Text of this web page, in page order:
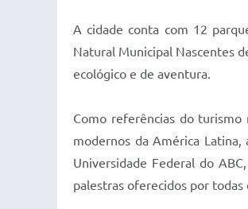
A cidade conta com 12
Natural Municipal Nascentes
ecológico e de aventura.
Como referências do turismo
modernos da América
Universidade Federal do
palestras oferecidos por todas